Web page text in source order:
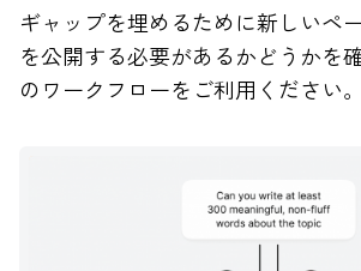
ギャップを埋めるために新しいペ
を公開する必要があるかどうかを
のワークフローをご利用ください。